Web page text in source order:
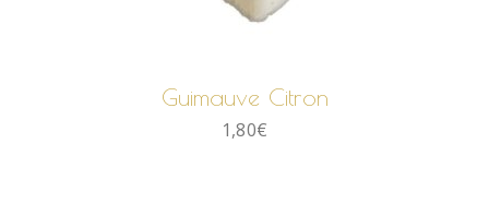
Guimauve Citron
1,80€